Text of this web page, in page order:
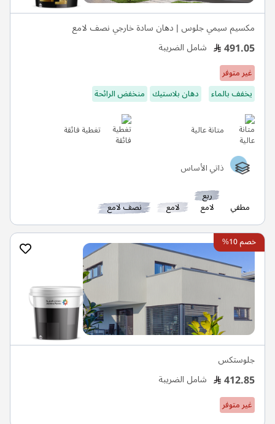
مكسيم سيمي جلوس | دهان سادة خارجي نصف لامع
491.05 شامل الضريبة
غير متوفر
يخفف بالماء
دهان بلاستيك منخفض الرائحة
متانة عالية تغطية فائقة
ذاتي الأساس
مطفي
ربع
لامع لامع نصف لامع
خصم 10%
جلوستكس
412.85 شامل الضريبة
غير متوفر